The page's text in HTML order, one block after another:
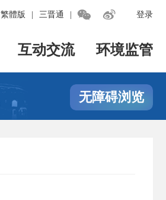
登录
繁體版 三晋通  
互动交流 环境监管
无障碍浏览